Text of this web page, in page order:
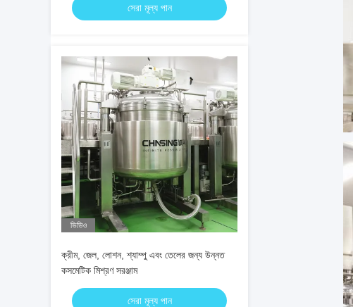
সেরা মূল্য পান
ভিডিও
ক্রীম, জেল, লোশন, শ্যাম্পু এবং তেলের জন্য উন্নত
কসমেটিক মিশ্রণ সরঞ্জাম
সেরা মূল্য পান